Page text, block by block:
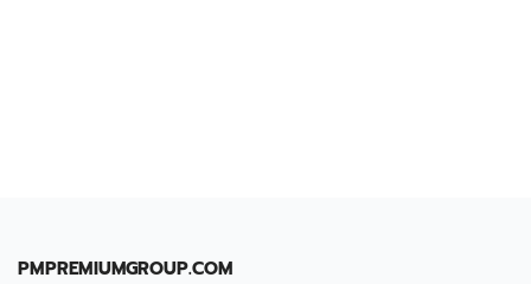
PMPREMIUMGROUP.COM